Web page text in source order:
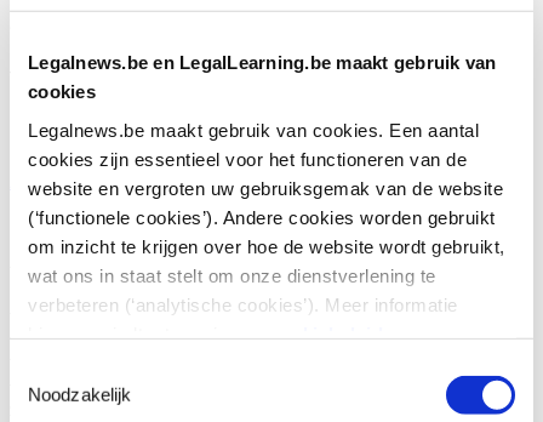
Legalnews.be en LegalLearning.be maakt gebruik van
cookies
Legalnews.be maakt gebruik van cookies. Een aantal
cookies zijn essentieel voor het functioneren van de
website en vergroten uw gebruiksgemak van de website
(‘functionele cookies’). Andere cookies worden gebruikt
om inzicht te krijgen over hoe de website wordt gebruikt,
wat ons in staat stelt om onze dienstverlening te
verbeteren (‘analytische cookies’). Meer informatie
Noodzakelijk
valkuilen voor ondernemers
(Mint Advocaten)
Arbeid & Sociale zekerheid| 4 maart 2025
Auteur: Mint Advocaten
Verboden terbeschikkingstelling
Wat is verboden terbeschikkingstelling?
voeren en deze partij (hierna de aannemer) doet hiervoor beroep op
zijn werknemers. De werknemers van de aannemer blijven in